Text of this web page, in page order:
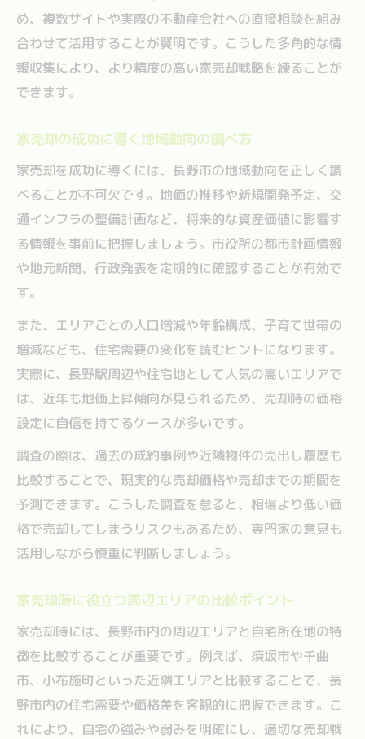
め、複数サイトや実際の不動産会社への直接相談を組み
合わせて活用することが賢明です。こうした多角的な情
報収集により、より精度の高い家売却戦略を練ることが
できます。
家売却の成功に導く地域動向の調べ方
家売却を成功に導くには、長野市の地域動向を正しく調
べることが不可欠です。地価の推移や新規開発予定、交
通インフラの整備計画など、将来的な資産価値に影響す
る情報を事前に把握しましょう。市役所の都市計画情報
や地元新聞、行政発表を定期的に確認することが有効で
す。
また、エリアごとの人口増減や年齢構成、子育て世帯の
増減なども、住宅需要の変化を読むヒントになります。
実際に、長野駅周辺や住宅地として人気の高いエリアで
は、近年も地価上昇傾向が見られるため、売却時の価格
設定に自信を持てるケースが多いです。
調査の際は、過去の成約事例や近隣物件の売出し履歴も
比較することで、現実的な売却価格や売却までの期間を
予測できます。こうした調査を怠ると、相場より低い価
格で売却してしまうリスクもあるため、専門家の意見も
活用しながら慎重に判断しましょう。
家売却時に役立つ周辺エリアの比較ポイント
家売却時には、長野市内の周辺エリアと自宅所在地の特
徴を比較することが重要です。例えば、須坂市や千曲
市、小布施町といった近隣エリアと比較することで、長
野市内の住宅需要や価格差を客観的に把握できます。こ
れにより、自宅の強みや弱みを明確にし、適切な売却戦